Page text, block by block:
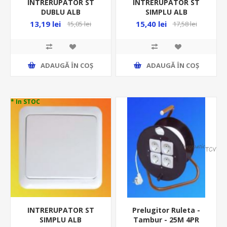
INTRERUPATOR ST
DUBLU ALB
STANDARD,IMBD 45853
13,19 lei 15,05 lei
ADAUGĂ ȊN COŞ
INTRERUPATOR ST
SIMPLU ALB
ELEGANT,IMBS 45563
15,40 lei 17,58 lei
ADAUGĂ ȊN COŞ
* In STOC
INTRERUPATOR ST
SIMPLU ALB
Prelugitor Ruleta -
Tambur - 25M 4PR